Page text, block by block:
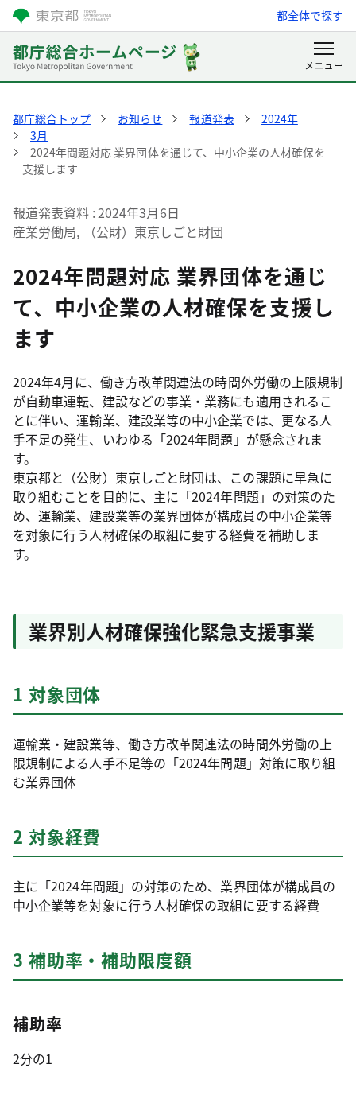
都全体で探す
都庁総合トップ お知らせ 報道発表
2024年
3月
2024年問題対応 業界団体を通じて、中小企業の人材確保を
支援します
報道発表資料 2024年3月6日
産業労働局, （公財）東京しごと財団
2024年問題対応 業界団体を通じ
て、中小企業の人材確保を支援し
ます
2024年4月に、働き方改革関連法の時間外労働の上限規制
が自動車運転、建設などの事業・業務にも適用されるこ
とに伴い、運輸業、建設業等の中小企業では、更なる人
手不足の発生、いわゆる「2024年問題」が懸念されま
す。
東京都と（公財）東京しごと財団は、この課題に早急に
取り組むことを目的に、主に「2024年問題」の対策のた
め、運輸業、建設業等の業界団体が構成員の中小企業等
を対象に行う人材確保の取組に要する経費を補助しま
す。
業界別人材確保強化緊急支援事業
1 対象団体
運輸業・建設業等、働き方改革関連法の時間外労働の上
限規制による人手不足等の「2024年問題」対策に取り組
む業界団体
2 対象経費
主に「2024年問題」の対策のため、業界団体が構成員の
中小企業等を対象に行う人材確保の取組に要する経費
3 補助率・補助限度額
補助率
2分の1